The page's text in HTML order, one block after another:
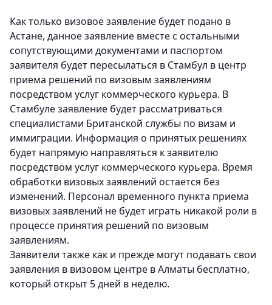
Как только визовое заявление будет подано в
Астане, данное заявление вместе с остальными
сопутствующими документами и паспортом
заявителя будет пересылаться в Стамбул в центр
приема решений по визовым заявлениям
посредством услуг коммерческого курьера. В
Стамбуле заявление будет рассматриваться
специалистами Британской службы по визам и
иммиграции. Информация о принятых решениях
будет напрямую направляться к заявителю
посредством услуг коммерческого курьера. Время
обработки визовых заявлений остается без
изменений. Персонал временного пункта приема
визовых заявлений не будет играть никакой роли в
процессе принятия решений по визовым
заявлениям.
Заявители также как и прежде могут подавать свои
заявления в визовом центре в Алматы бесплатно,
который открыт 5 дней в неделю.